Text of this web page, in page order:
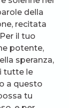
della
recitata
il tuo
potente,
speranza,
tutte le
a questo
tu